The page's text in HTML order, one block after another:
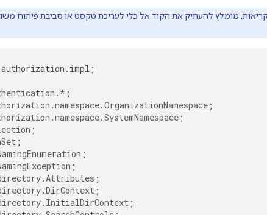
authorization . impl ;
* ;
;
;
;
;
;
;
;
;
;